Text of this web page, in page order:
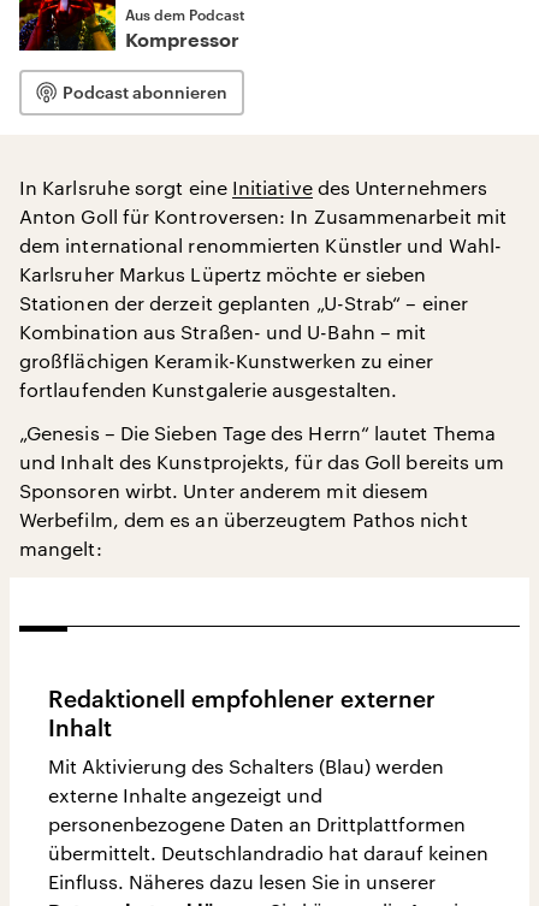
Aus dem Podcast
Kompressor
Podcast abonnieren
In Karlsruhe sorgt eine Initiativedes Unternehmers
Anton Goll für Kontroversen: In Zusammenarbeit mit
dem international renommierten Künstler und Wahl-
Karlsruher Markus Lüpertz möchte er sieben
Stationen der derzeit geplanten „U-Strab“ – einer
Kombination aus Straßen- und U-Bahn – mit
großflächigen Keramik-Kunstwerken zu einer
fortlaufenden Kunstgalerie ausgestalten.
„Genesis – Die Sieben Tage des Herrn“ lautet Thema
und Inhalt des Kunstprojekts, für das Goll bereits um
Sponsoren wirbt. Unter anderem mit diesem
Werbefilm, dem es an überzeugtem Pathos nicht
mangelt:
Redaktionell empfohlener externer
Inhalt
Mit Aktivierung des Schalters (Blau) werden
externe Inhalte angezeigt und
personenbezogene Daten an Drittplattformen
übermittelt. Deutschlandradio hat darauf keinen
Einfluss. Näheres dazu lesen Sie in unserer